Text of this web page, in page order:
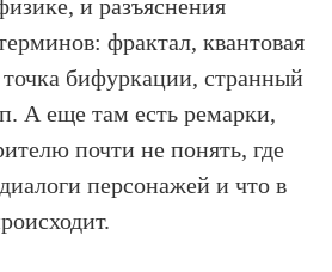
и разъяснения
фрактал, квантовая
точка бифуркации, странный
п. А еще там есть ремарки,
почти не понять, где
персонажей и что в